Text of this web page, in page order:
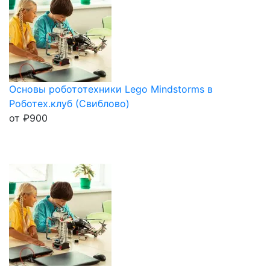
Основы робототехники Lego Mindstorms в
Роботех.клуб (Свиблово)
от ₽900